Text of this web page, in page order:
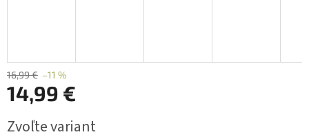
16,99 € –11 %
14,99 €
cena:
Zvoľte variant